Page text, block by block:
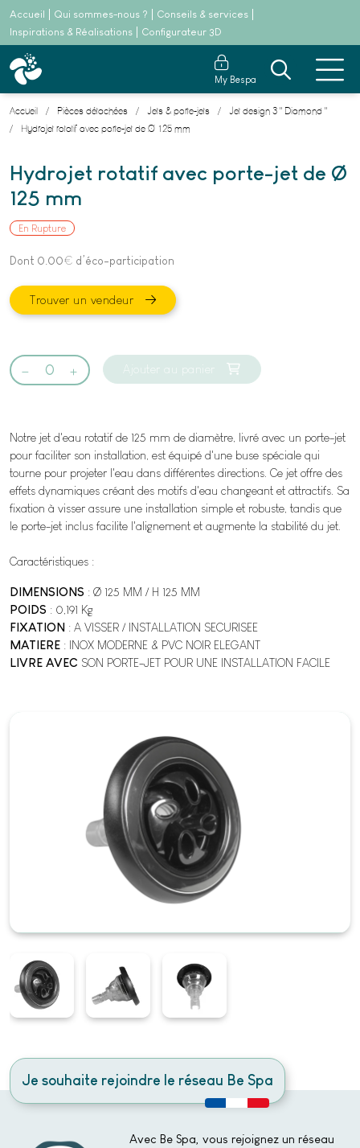
Accueil Qui sommes-nous ?
Conseils & services
Inspirations & Réalisations
Configurateur 3D
My Bespa
Accueil Pièces détachées Jets & porte-jets
Jet design 3 " Diamond "
Hydrojet rotatif avec porte-jet de Ø 125 mm
Hydrojet rotatif avec porte-jet de Ø
125 mm
En Rupture
Dont 0.00€ d’éco-participation
Trouver un vendeur
Ajouter au panier
Notre jet d'eau rotatif de 125 mm de diamètre, livré avec un porte-jet
pour faciliter son installation, est équipé d'une buse spéciale qui
tourne pour projeter l'eau dans différentes directions. Ce jet offre des
effets dynamiques créant des motifs d'eau changeant et attractifs. Sa
fixation à visser assure une installation simple et robuste, tandis que
le porte-jet inclus facilite l'alignement et augmente la stabilité du jet.
Caractéristiques :
DIMENSIONS : Ø 125 MM / H 125 MM
POIDS : 0,191 Kg
FIXATION : A VISSER / INSTALLATION SECURISEE
MATIERE : INOX MODERNE & PVC NOIR ELEGANT
LIVRE AVEC SON PORTE-JET POUR UNE INSTALLATION FACILE
Je souhaite rejoindre le réseau Be Spa
Avec Be Spa, vous rejoignez un réseau